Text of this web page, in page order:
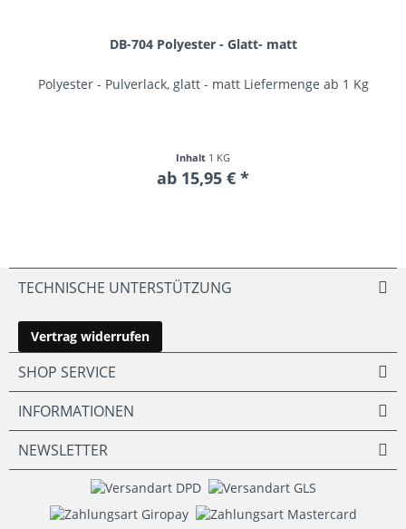
DB-704 Polyester - Glatt- matt
Polyester - Pulverlack, glatt - matt Liefermenge ab 1 Kg
Inhalt 1 KG
ab 15,95 € *
TECHNISCHE UNTERSTÜTZUNG
Vertrag widerrufen
SHOP SERVICE
INFORMATIONEN
NEWSLETTER